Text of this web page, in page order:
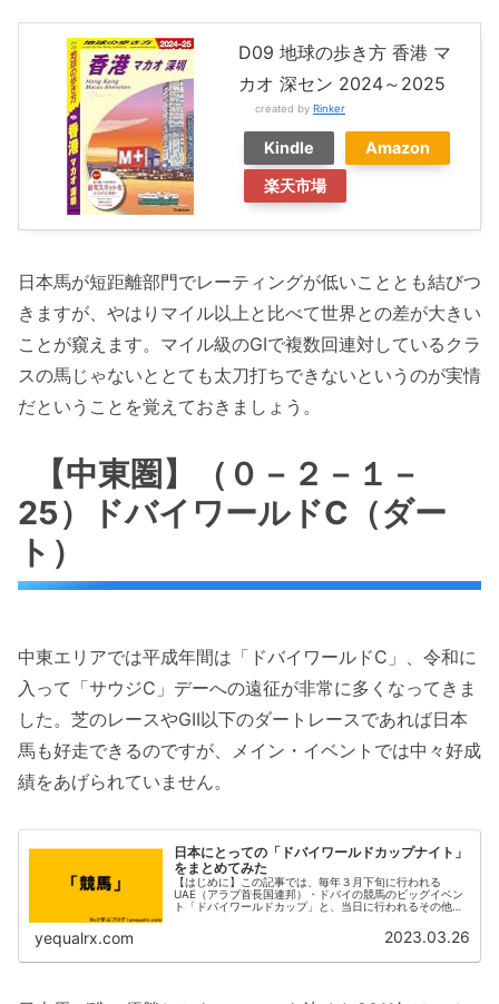
D09 地球の歩き方 香港 マ
カオ 深セン 2024～2025
created by Rinker
Kindle
Amazon
楽天市場
日本馬が短距離部門でレーティングが低いこととも結びつ
きますが、やはりマイル以上と比べて世界との差が大きい
ことが窺えます。マイル級のGIで複数回連対しているクラ
スの馬じゃないととても太刀打ちできないというのが実情
だということを覚えておきましょう。
【中東圏】（０－２－１－
25）ドバイワールドC（ダー
ト）
中東エリアでは平成年間は「ドバイワールドC」、令和に
入って「サウジC」デーへの遠征が非常に多くなってきま
した。芝のレースやGII以下のダートレースであれば日本
馬も好走できるのですが、メイン・イベントでは中々好成
績をあげられていません。
日本にとっての「ドバイワールドカップナイト」
をまとめてみた
【はじめに】この記事では、毎年３月下旬に行われる
UAE（アラブ首長国連邦）・ドバイの競馬のビッグイベン
ト「ドバイワールドカップ」と、当日に行われるその他の
yequalrx.com 2023.03.26